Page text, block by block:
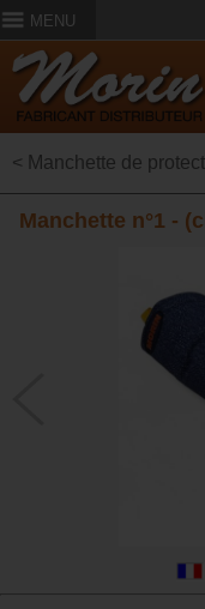
MENU
< Manchette de
Manchette n°1 -